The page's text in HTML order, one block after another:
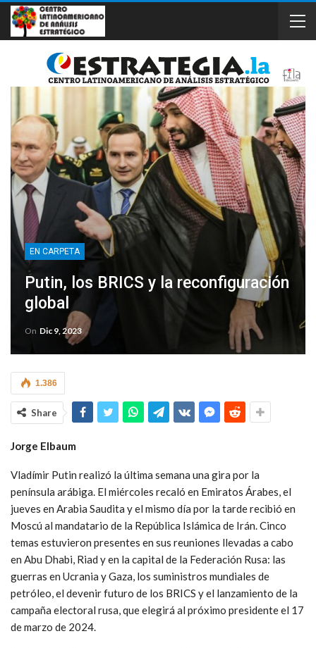
EN CARPETA
Putin, los BRICS y la reconfiguración
global
On Dic 9, 2023
1.386
Share
Jorge Elbaum
Vladímir Putin realizó la última semana una gira por la
península arábiga. El miércoles recaló en Emiratos Árabes, el
jueves en Arabia Saudita y el mismo día por la tarde recibió en
Moscú al mandatario de la República Islámica de Irán. Cinco
temas estuvieron presentes en sus reuniones llevadas a cabo
en Abu Dhabi, Riad y en la capital de la Federación Rusa: las
guerras en Ucrania y Gaza, los suministros mundiales de
petróleo, el devenir futuro de los BRICS y el lanzamiento de la
campaña electoral rusa, que elegirá al próximo presidente el 17
de marzo de 2024.